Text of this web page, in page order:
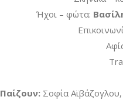
Ήχοι – φώτα:
Παίζουν: Σοφία